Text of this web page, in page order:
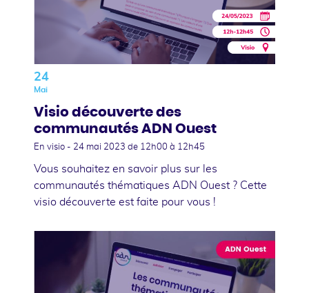
24
Mai
Visio découverte des
communautés ADN Ouest
En visio - 24 mai 2023 de 12h00 à 12h45
Vous souhaitez en savoir plus sur les
communautés thématiques ADN Ouest ? Cette
visio découverte est faite pour vous !